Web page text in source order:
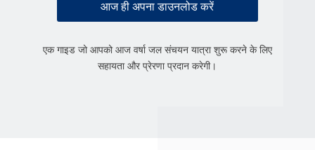
आज ही अपना डाउनलोड करें
एक गाइड जो आपको आज वर्षा जल संचयन यात्रा शुरू करने के लिए
सहायता और प्रेरणा प्रदान करेगी।